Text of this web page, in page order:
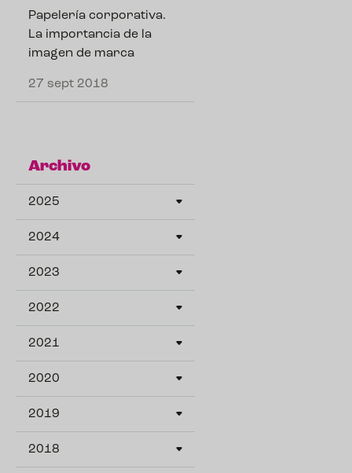
Papelería corporativa.
La importancia de la
imagen de marca
27 sept 2018
Archivo
2025
2024
2023
2022
2021
2020
2019
2018